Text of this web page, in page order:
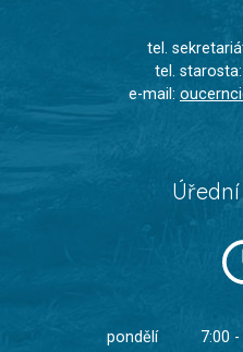
tel.
tel.
e-mail:
pondělí 7:00